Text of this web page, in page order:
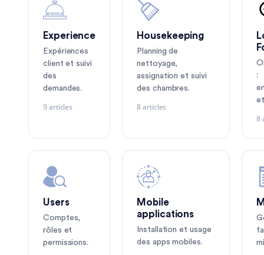
Experience
Expériences
client et suivi
des
demandes.
9 articles
Housekeeping
Planning de
nettoyage,
assignation et suivi
des chambres.
8 articles
:
8
Users
Comptes,
rôles et
permissions.
Mobile
applications
Installation et usage
des apps mobiles.